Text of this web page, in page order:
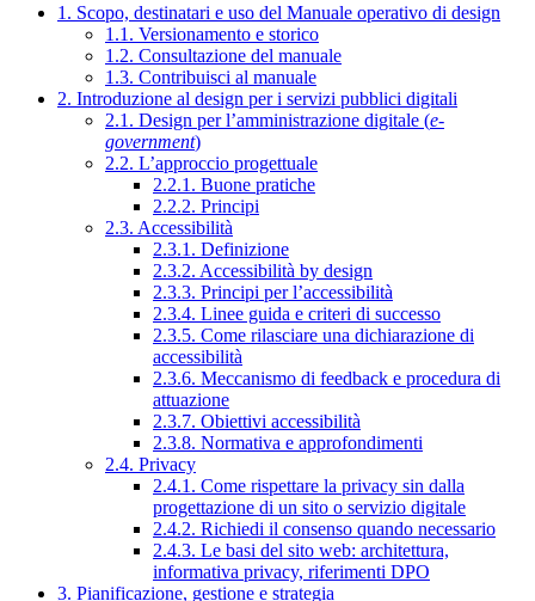
1. Scopo, destinatari e uso del Manuale operativo di design
1.1. Versionamento e storico
1.2. Consultazione del manuale
1.3. Contribuisci al manuale
2. Introduzione al design per i servizi pubblici digitali
2.1. Design per l’amministrazione digitale (e-
government)
2.2. L’approccio progettuale
2.2.1. Buone pratiche
2.2.2. Principi
2.3. Accessibilità
2.3.1. Definizione
2.3.2. Accessibilità by design
2.3.3. Principi per l’accessibilità
2.3.4. Linee guida e criteri di successo
2.3.5. Come rilasciare una dichiarazione di
accessibilità
2.3.6. Meccanismo di feedback e procedura di
attuazione
2.3.7. Obiettivi accessibilità
2.3.8. Normativa e approfondimenti
2.4. Privacy
2.4.1. Come rispettare la privacy sin dalla
progettazione di un sito o servizio digitale
2.4.2. Richiedi il consenso quando necessario
2.4.3. Le basi del sito web: architettura,
informativa privacy, riferimenti DPO
3. Pianificazione, gestione e strategia